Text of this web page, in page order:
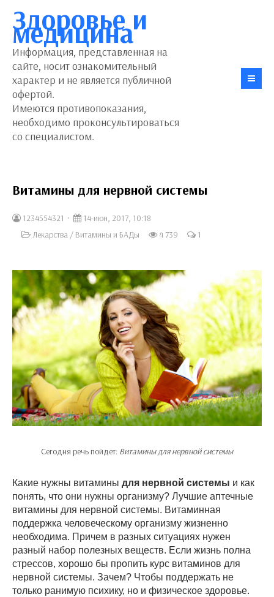
Здоровье и
медицина
Информация, представленная на
сайте, носит ознакомительный
характер и не является публичной
офертой.
Имеются противопоказания,
необходимо проконсультироваться
со специалистом.
Витамины для нервной системы
1234554321
14-июн, 2017, 10:18
Лекарства / Витамины и БАДы 4 739 1
Сегодня речь пойдет: Витамины для нервной системы
Какие нужны витамины для нервной системы и как
понять, что они нужны организму? Лучшие аптечные
витамины для нервной системы. Витаминная
поддержка человеческому организму жизненно
необходима. Причем в разных ситуациях нужен
разный набор полезных веществ. Если жизнь полна
стрессов, хорошо бы пропить курс витаминов для
нервной системы. Зачем? Чтобы поддержать не
только ранимую психику, но и физическое здоровье.